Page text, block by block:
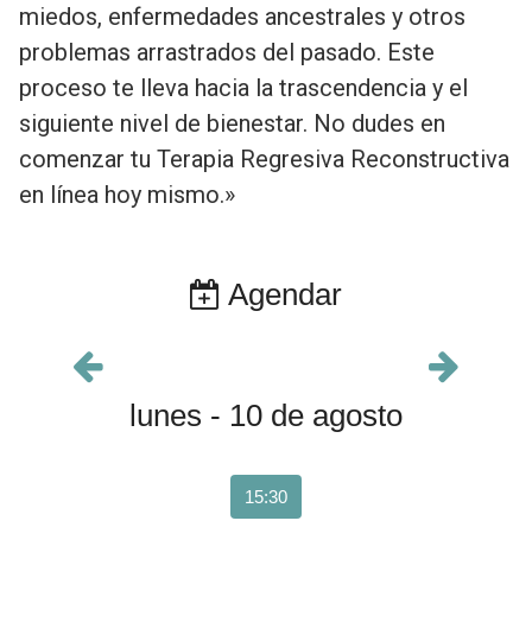
miedos, enfermedades ancestrales y otros
problemas arrastrados del pasado. Este
proceso te lleva hacia la trascendencia y el
siguiente nivel de bienestar. No dudes en
comenzar tu Terapia Regresiva Reconstructiva
en línea hoy mismo.»